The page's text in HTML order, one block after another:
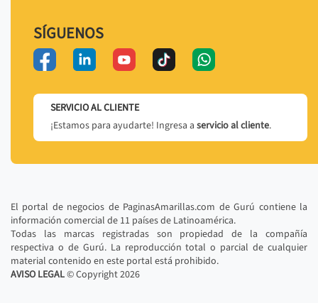
SÍGUENOS
SERVICIO AL CLIENTE
¡Estamos para ayudarte! Ingresa a servicio al cliente.
El portal de negocios de PaginasAmarillas.com de Gurú contiene la
información comercial de 11 países de Latinoamérica.
Todas las marcas registradas son propiedad de la compañía
respectiva o de Gurú. La reproducción total o parcial de cualquier
material contenido en este portal está prohibido.
AVISO LEGAL© Copyright2026